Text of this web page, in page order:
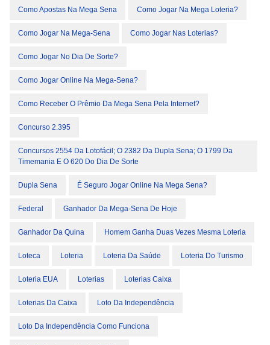
Como Apostas Na Mega Sena Como Jogar Na Mega Loteria?
Como Jogar Na Mega-Sena Como Jogar Nas Loterias?
Como Jogar No Dia De Sorte?
Como Jogar Online Na Mega-Sena?
Como Receber O Prêmio Da Mega Sena Pela Internet?
Concurso 2.395
Concursos 2554 Da Lotofácil; O 2382 Da Dupla Sena; O 1799 Da
Timemania E O 620 Do Dia De Sorte
Dupla Sena É Seguro Jogar Online Na Mega Sena?
Federal Ganhador Da Mega-Sena De Hoje
Ganhador Da Quina Homem Ganha Duas Vezes Mesma Loteria
Loteca Loteria Loteria Da Saúde Loteria Do Turismo
Loteria EUA Loterias Loterias Caixa
Loterias Da Caixa Loto Da Independência
Loto Da Independência Como Funciona